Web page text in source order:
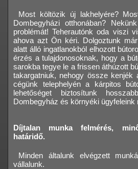
Most költözik új lakhelyére?
Dombegyházi otthonában?
problémát! Teherautónk oda viszi
ahova azt Ön kéri. Dolgoztunk
alatt álló ingatlanokból elhozott
érzés a tulajdonosoknak, hogy a
sarokba tegye le a frissen áthúzott
takargatniuk, nehogy össze
cégünk telephelyén a kárpitos
lehetőséget biztosítunk
Dombegyház és környéki ügyfeleink
Díjtalan munka felmérés,
határidő.
Minden általunk elvégzett
vállalunk.